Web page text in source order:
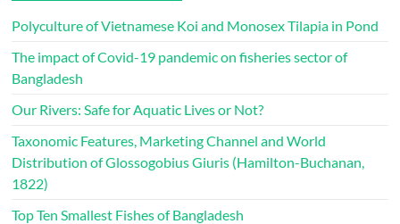
Polyculture of Vietnamese Koi and Monosex Tilapia in Pond
The impact of Covid-19 pandemic on fisheries sector of
Bangladesh
Our Rivers: Safe for Aquatic Lives or Not?
Taxonomic Features, Marketing Channel and World
Distribution of Glossogobius Giuris (Hamilton-Buchanan,
1822)
Top Ten Smallest Fishes of Bangladesh